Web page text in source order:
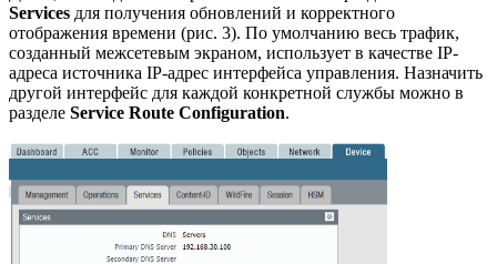
Services для получения обновлений и корректного
отображения времени (рис. 3). По умолчанию весь трафик,
созданный межсетевым экраном, использует в качестве IP-
адреса источника IP-адрес интерфейса управления. Назначить
другой интерфейс для каждой конкретной службы можно в
разделе Service Route Configuration.